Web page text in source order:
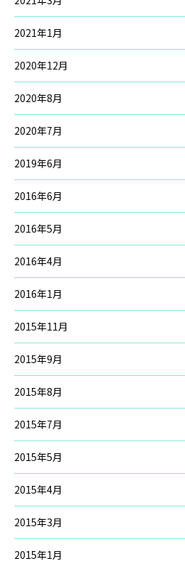
2021年1月
2020年12月
2020年8月
2020年7月
2019年6月
2016年6月
2016年5月
2016年4月
2016年1月
2015年11月
2015年9月
2015年8月
2015年7月
2015年5月
2015年4月
2015年3月
2015年1月